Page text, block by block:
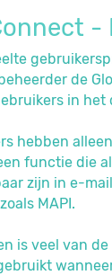
-
de
in het
hebben
functie die
zijn in e-
MAPI.
is veel van